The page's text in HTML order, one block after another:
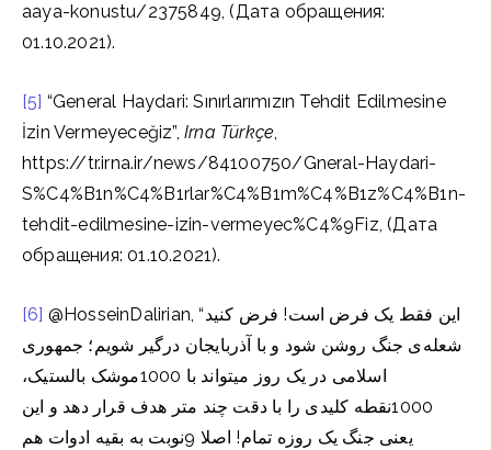
aaya-konustu/2375849, (Дата обращения:
01.10.2021).
[5] “General Haydari: Sınırlarımızın Tehdit Edilmesine
İzin Vermeyeceğiz”, Irna Türkçe,
https://tr.irna.ir/news/84100750/Gneral-Haydari-
S%C4%B1n%C4%B1rlar%C4%B1m%C4%B1z%C4%B1n-
tehdit-edilmesine-izin-vermeyec%C4%9Fiz, (Дата
обращения: 01.10.2021).
[6] @HosseinDalirian, “این فقط یک فرض است! فرض کنید
شعله‌ی جنگ روشن شود و با آذربایجان درگیر شویم؛ جمهوری
اسلامی در یک روز میتواند با 1000موشک بالستیک،
1000نقطه کلیدی را با دقت چند متر هدف قرار دهد و این
یعنی جنگ یک روزه تمام! اصلا 9نوبت به بقیه ادوات هم